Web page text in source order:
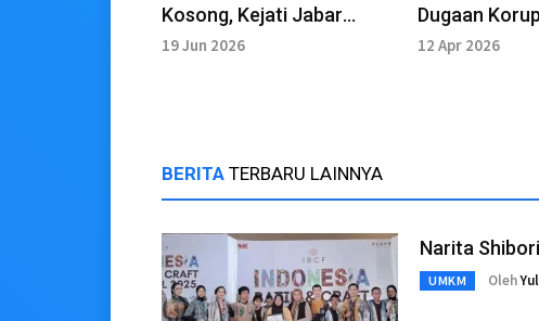
Kosong, Kejati Jabar
Jadwalkan Pemanggilan
19 Jun 2026
Dugaan
Indramayu
12 Apr 2026
BERITA TERBARU LAINNYA
Narita
UMKM Oleh